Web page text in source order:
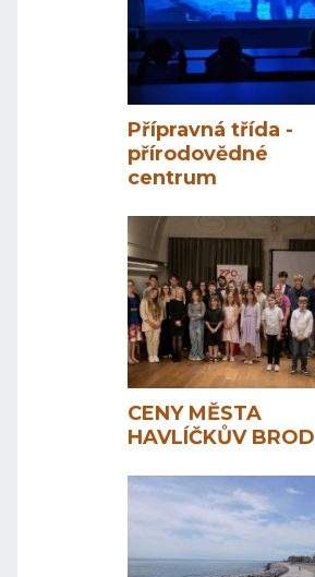
Přípravná třída -
přírodovědné
centrum
CENY MĚSTA
HAVLÍČKŮV BROD